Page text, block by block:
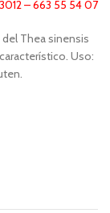
– 663 55 54 07
Thea sinensis
Uso: